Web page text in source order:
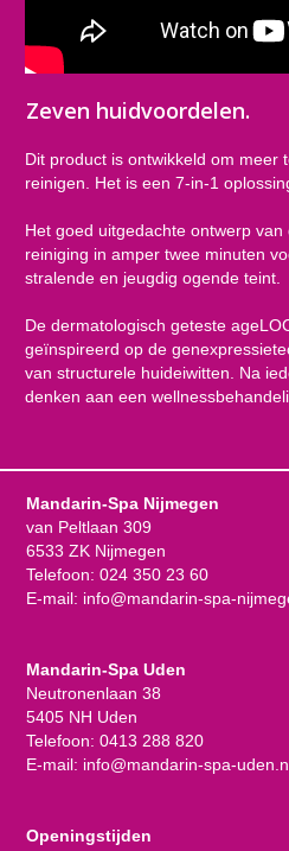
Zeven huidvoordelen.
Dit product is ontwikkeld om meer
reinigen. Het is een 7-in-1
Het goed uitgedachte ontwerp
reiniging in amper twee minuten
stralende en jeugdig ogende teint.
De dermatologisch geteste
geïnspireerd op de
van structurele huideiwitten. Na
denken aan een
Mandarin-Spa Nijmegen
van Peltlaan 309
6533 ZK Nijmegen
Telefoon: 024 350 23 60
E-mail: info@mandarin-spa-
Mandarin-Spa Uden
Neutronenlaan 38
5405 NH Uden
Telefoon: 0413 288 820
E-mail: info@mandarin-spa-
Openingstijden